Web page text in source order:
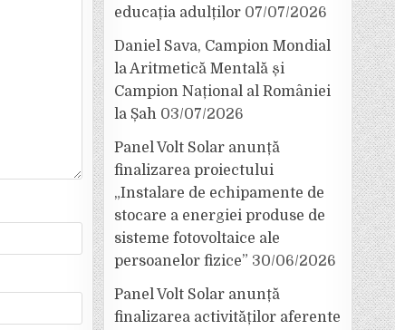
educația adulților 07/07/2026
Daniel Sava, Campion Mondial
la Aritmetică Mentală și
Campion Național al României
la Șah 03/07/2026
Panel Volt Solar anunță
finalizarea proiectului
„Instalare de echipamente de
stocare a energiei produse de
sisteme fotovoltaice ale
persoanelor fizice” 30/06/2026
Panel Volt Solar anunță
finalizarea activităților aferente